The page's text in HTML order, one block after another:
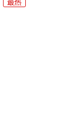
最热